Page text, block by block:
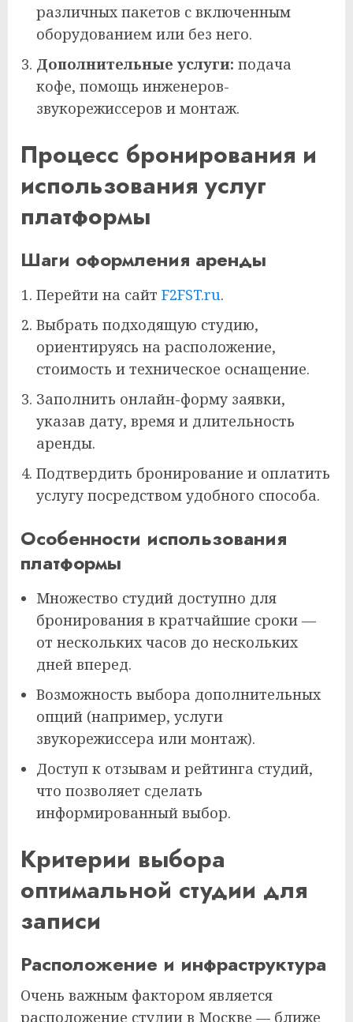
различных пакетов с включенным
оборудованием или без него.
Дополнительные услуги: подача
кофе, помощь инженеров-
звукорежиссеров и монтаж.
Процесс бронирования и
использования услуг
платформы
Шаги оформления аренды
Перейти на сайт F2FST.ru.
Выбрать подходящую студию,
ориентируясь на расположение,
стоимость и техническое оснащение.
Заполнить онлайн-форму заявки,
указав дату, время и длительность
аренды.
Подтвердить бронирование и оплатить
услугу посредством удобного способа.
Особенности использования
платформы
Множество студий доступно для
бронирования в кратчайшие сроки —
от нескольких часов до нескольких
дней вперед.
Возможность выбора дополнительных
опций (например, услуги
звукорежиссера или монтаж).
Доступ к отзывам и рейтинга студий,
что позволяет сделать
информированный выбор.
Критерии выбора
оптимальной студии для
записи
Расположение и инфраструктура
Очень важным фактором является
расположение студии в Москве — ближе